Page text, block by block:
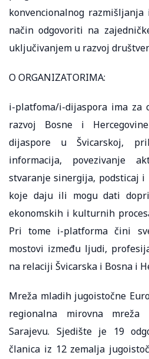
konvencionalnog
način odgovoriti na
uključivanjem u razvoj
O ORGANIZATORIMA:
i-platfoma/i-dijaspora ima za
razvoj Bosne i
dijaspore u Švicarskoj,
informacija, povezivanje
stvaranje sinergija, podsticaj
koje daju ili mogu dati
ekonomskih i kulturnih
Pri tome i-platforma čini
mostovi između ljudi,
na relaciji Švicarska i Bosna i
Mreža mladih jugoistočne
regionalna mirovna
Sarajevu. Sjedište je 19
članica iz 12 zemalja